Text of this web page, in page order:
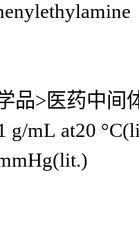
品>医药中间
g/mL at20